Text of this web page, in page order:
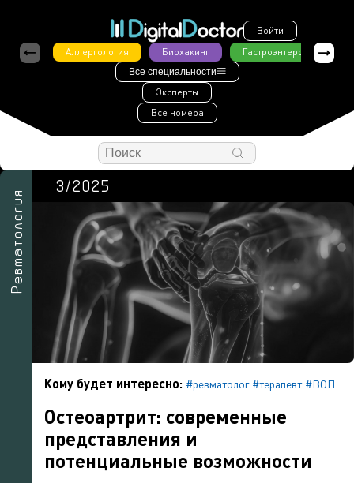
Войти
Аллергология
Биохакинг Гастроэнтерология
Все специальности
Эксперты
Все номера
Ревматология
3/2025
Кому будет интересно: #ревматолог #терапевт #ВОП
Остеоартрит: современные
представления и
потенциальные возможности